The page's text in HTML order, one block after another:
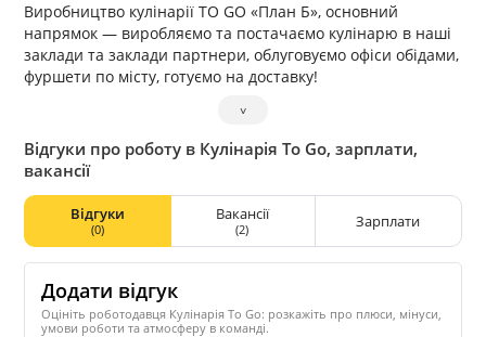
Виробництво кулінарії TO GO «План Б», основний
напрямок — виробляємо та постачаємо кулінарю в наші
заклади та заклади партнери, облуговуємо офіси обідами,
фуршети по місту, готуємо на доставку!
˅
Відгуки про роботу в Кулінарія To Go, зарплати,
вакансії
Відгуки
(0)
Вакансії
(2) Зарплати
Додати відгук
Оцініть роботодавця Кулінарія To Go: розкажіть про плюси, мінуси,
умови роботи та атмосферу в команді.